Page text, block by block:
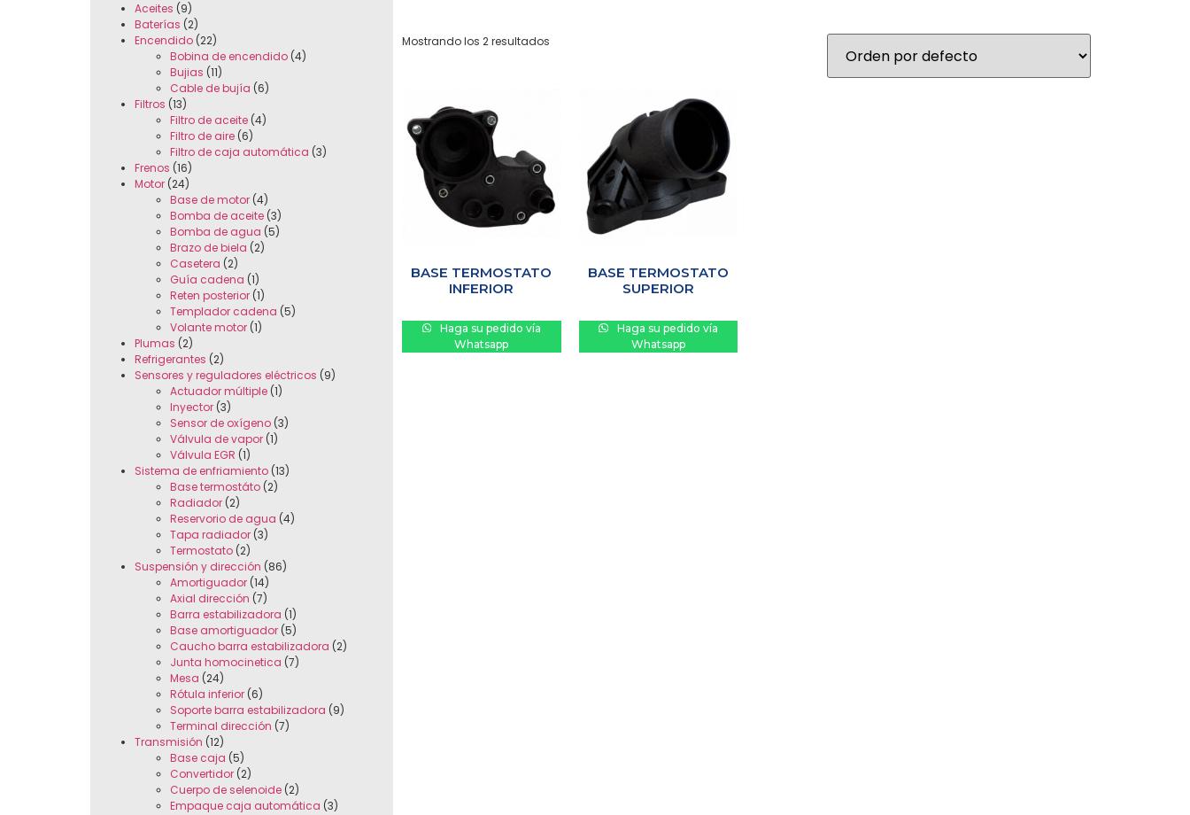
Aceites (9)
Baterías (2)
Encendido (22)
Bobina de encendido (4)
Bujias (11)
Cable de bujía (6)
Filtros (13)
Filtro de aceite (4)
Filtro de aire (6)
Filtro de caja automática (3)
Frenos (16)
Motor (24)
Base de motor (4)
Bomba de aceite (3)
Bomba de agua (5)
Brazo de biela (2)
Casetera (2)
Guía cadena (1)
Reten posterior (1)
Templador cadena (5)
Volante motor (1)
Plumas (2)
Refrigerantes (2)
Sensores y reguladores eléctricos (9)
Actuador múltiple (1)
Inyector (3)
Sensor de oxígeno (3)
Válvula de vapor (1)
Válvula EGR (1)
Sistema de enfriamiento (13)
Base termostáto (2)
Radiador (2)
Reservorio de agua (4)
Tapa radiador (3)
Termostato (2)
Suspensión y dirección (86)
Amortiguador (14)
Axial dirección (7)
Barra estabilizadora (1)
Base amortiguador (5)
Caucho barra estabilizadora (2)
Junta homocinetica (7)
Mesa (24)
Rótula inferior (6)
Soporte barra estabilizadora (9)
Terminal dirección (7)
Transmisión (12)
Base caja (5)
Convertidor (2)
Cuerpo de selenoide (2)
Empaque caja automática (3)
Mostrando los 2 resultados
BASE TERMOSTATO
INFERIOR
Haga su pedido vía
Whatsapp
BASE TERMOSTATO
SUPERIOR
Haga su pedido vía
Whatsapp